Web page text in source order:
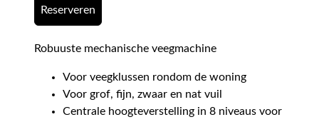
Reserveren
Robuuste mechanische veegmachine
Voor veegklussen rondom de woning
Voor grof, fijn, zwaar en nat vuil
Centrale hoogteverstelling in 8 niveaus voor